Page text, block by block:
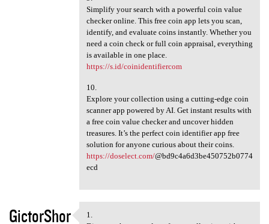
Simplify your search with a powerful coin value
checker online. This free coin app lets you scan,
identify, and evaluate coins instantly. Whether you
need a coin check or full coin appraisal, everything
is available in one place.
https://s.id/coinidentifiercom
10.
Explore your collection using a cutting-edge coin
scanner app powered by AI. Get instant results with
a free coin value checker and uncover hidden
treasures. It’s the perfect coin identifier app free
solution for anyone curious about their coins.
https://doselect.com/@bd9c4a6d3be450752b0774
ecd
GictorShor
1.